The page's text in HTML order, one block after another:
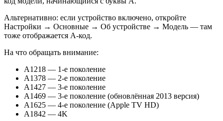
Альтернативно: если устройство включено, откройте
Настройки → Основные → Об устройстве → Модель — там
тоже отображается A‑код.
На что обращать внимание:
A1218 — 1‑е поколение
A1378 — 2‑е поколение
A1427 — 3‑е поколение
A1469 — 3‑е поколение (обновлённая 2013 версия)
A1625 — 4‑е поколение (Apple TV HD)
A1842 — 4K